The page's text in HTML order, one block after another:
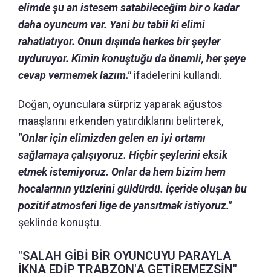
elimde şu an istesem satabileceğim bir o kadar
daha oyuncum var. Yani bu tabii ki elimi
rahatlatıyor. Onun dışında herkes bir şeyler
uyduruyor. Kimin konuştuğu da önemli, her şeye
cevap vermemek lazım."ifadelerini kullandı.
Doğan, oyunculara sürpriz yaparak ağustos
maaşlarını erkenden yatırdıklarını belirterek,
"Onlar için elimizden gelen en iyi ortamı
sağlamaya çalışıyoruz. Hiçbir şeylerini eksik
etmek istemiyoruz. Onlar da hem bizim hem
hocalarının yüzlerini güldürdü. İçeride oluşan bu
pozitif atmosferi lige de yansıtmak istiyoruz."
şeklinde konuştu.
"SALAH GİBİ BİR OYUNCUYU PARAYLA
İKNA EDİP TRABZON'A GETİREMEZSİN"